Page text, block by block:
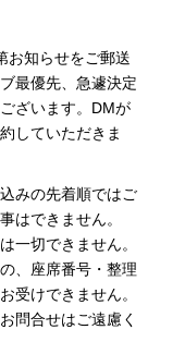
お知らせをご郵送
最優先、急遽決定
ざいます。DMが
していただきま
みの先着順ではご
はできません。
一切できません。
、座席番号・整理
受けできません。
問合せはご遠慮く